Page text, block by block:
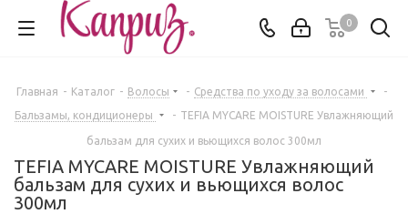
0
Главная - Каталог - Волосы - Средства по уходу за волосами
-
Бальзамы, кондиционеры
- TEFIA MYCARE MOISTURE Увлажняющий
бальзам для сухих и вьющихся волос 300мл
TEFIA MYCARE MOISTURE Увлажняющий
бальзам для сухих и вьющихся волос
300мл